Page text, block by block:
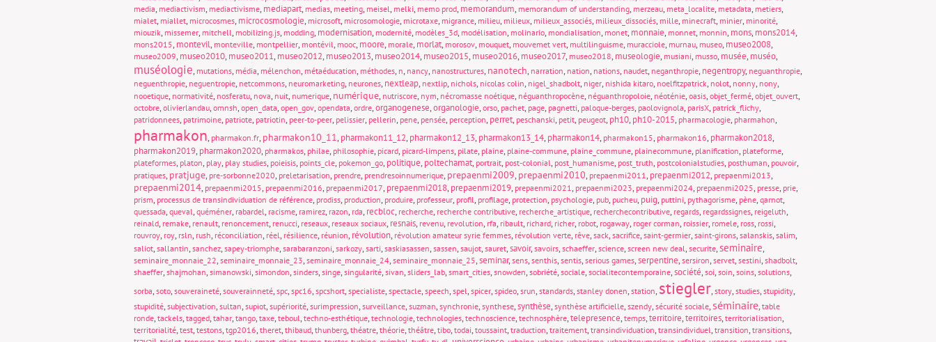
media, mediactivism, mediactivisme, mediapart, medias, meeting, meisel, melki, memo prod, memorandum, memorandum of understanding, merzeau, meta_localite, metadata, metiers,
mialet, miallet, microcosmes, microcosmologie, microsoft, microsomologie, microtaxe, migrance, milieu, milieux, milieux_associés, milieux_dissociés, mille, minecraft, minier, minorité,
miouzik, missemer, mitchell, mobilizing.js, modding, modernisation, modernité, modèles_3d, modélisation, molinario, mondialisation, monet, monnaie, monnet, monnin, mons, mons2014,
mons2015, montevil, monteville, montpellier, montévil, mooc, moore, morale, morlat, morosov, mouquet, mouvemet vert, multilinguisme, muracciole, murnau, museo, museo2008,
museo2009, museo2010, museo2011, museo2012, museo2013, museo2014, museo2015, museo2016, museo2017, museo2018, museologie, musiani, musso, musée, muséo,
muséologie, mutations, média, mélenchon, métaéducation, méthodes, n, nancy, nanostructures, nanotech, narration, nation, nations, naudet, neganthropie, negentropy, neguanthropie,
neguenthropie, neguentropie, netcommons, neuromarketing, neurones, nextleap, nextlip, nichols, nicolas colin, nigel_shadbolt, niger, nishida kitaro, noelfitzpatrick, nolot, nonny, nony,
nooetique, normativité, nosferatu, nova, nuit, numerique, numérique, nutriscore, nym, nécromasse noétique, néguanthropocène, néguanthropoloie, néoténie, oasis, objet_fermé, objet_ouvert,
octobre, olivierlandau, omnsh, open_data, open_gov, opendata, ordre,organogenese,organologie, orso, pachet, page, pagnetti, paloque-berges, paolovignola, parisX, patrick_flichy,
patridonnees, patrimoine, patriote, patriotin, peer-to-peer, pelissier, pellerin, pene, pensée, perception, perret, peschanski, petit, peugeot, ph10, ph10-2015, pharmacologie, pharmahon,
pharmakon, pharmakon.fr, pharmakon10_11, pharmakon11_12, pharmakon12_13, pharmakon13_14, pharmakon14, pharmakon15, pharmakon16, pharmakon2018,
pharmakon2019, pharmakon2020, pharmakos, philae, philosophie, picard, picard-limpens, pilate, plaine, plaine-commune, plaine_commune, plainecommune, planification, plateforme,
plateformes, platon, play, play studies, poieisis, points_cle, pokemon_go, politique, poltechamat, portrait, post-colonial, post_humanisme, post_truth, postcolonialstudies, posthuman, pouvoir,
pratiques, pratjuge, pre-sorbonne2020, preletarisation, prendre, prendresoinnumerique, prepaenmi2009, prepaenmi2010, prepaenmi2011, prepaenmi2012, prepaenmi2013,
prepaenmi2014, prepaenmi2015, prepaenmi2016, prepaenmi2017, prepaenmi2018, prepaenmi2019, prepaenmi2021, prepaenmi2023, prepaenmi2024, prepaenmi2025, presse, prie,
prism, processus de transindividuation de référence, prodiss, production, produire, professeur, profil, profilage, protection, psychologie, pub, pucheu, puig, puttini, pythagorisme, pène, qarnot,
quessada, queval, quéméner, rabardel, racisme, ramirez, razon, rda, recbloc, recherche, recherche contributive, recherche_artistique, recherchecontributive, regards, regardssignes, reigeluth,
reinald, remake, renault, renoncement, renucci, reseaux, reseaux sociaux, resnais, revenu, revolution, rfa, ribault, richard, richer, robot, rogaway, roger corman, roissier, romele, ross, rossi,
rouvroy, roy, rsln, rush, réconciliation, réel, résilience, réunion, révolution, révolution amateur syrie femmes, révolution verte, rêve, sack, sacrifice, saint-germier, saint-girons, salanskis, salim,
saliot, sallantin, sanchez, sapey-triomphe, sarabaranzoni, sarkozy, sarti, saskiasassen, sassen, saujot, sauret,savoir, savoirs, schaeffer, science, screen new deal, securite,seminaire,
seminaire_monnaie_22, seminaire_monnaie_23, seminaire_monnaie_24, seminaire_monnaie_25,seminar, sens, senthis, sentis, serious games,serpentine, sersiron, servet, sestini, shadbolt,
shaeffer, shajmohan, simanowski, simondon, sinders, singe, singularité, sivan, sliders_lab, smart_cities, snowden, sobriété, sociale, socialitecontemporaine,société, soi, soin, soins, solutions,
sorba, soto, souveraineté, souverainneté, spc, spc16, spcshort, specialiste, spectacle, speech, spel, spicer, spideo, srun, standards, stanley donen, station, stiegler, story, studies, stupidity,
stupidité, subjectivation, sultan, supiot, supériorité, surimpression, surveillance, suzman, synchronie, synthese,synthèse, synthèse artificielle, szendy, sécurité sociale,séminaire, table
ronde, tackels, tagged, tahar, tango, taxe, teboul, techno-esthétique, technologie, technologies, technoscience, technosphère,telepresence, temps,territoire,territoires, territorialisation,
territorialité, test, testons, tgp2016, theret, thibaud, thunberg, théatre, théorie, théâtre, tibo, todai, toussaint, traduction, traitement, transindividuation, transindividuel, transition, transitions,